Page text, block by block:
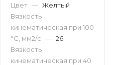
Цвет — Желтый
Вязкость
кинематическая при 100
°С, мм2/с — 26
Вязкость
кинематическая при 40